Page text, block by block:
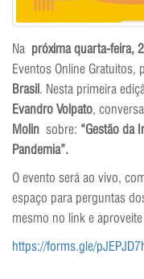
Na próxima quarta-feira,
Eventos Online Gratuitos,
Brasil. Nesta primeira
Evandro Volpato,
Molin sobre: “Gestão da
Pandemia”.
O evento será ao vivo,
espaço para perguntas
mesmo no link e
https://forms.gle/